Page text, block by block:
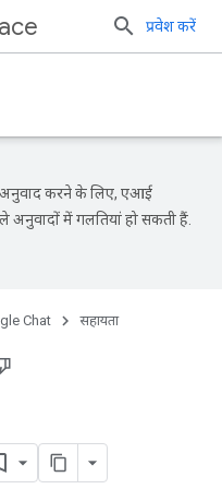
प्रवेश करें
अनुवाद करने के लिए, एआई
अनुवादों में गलतियां हो सकती हैं.
Chat सहायता